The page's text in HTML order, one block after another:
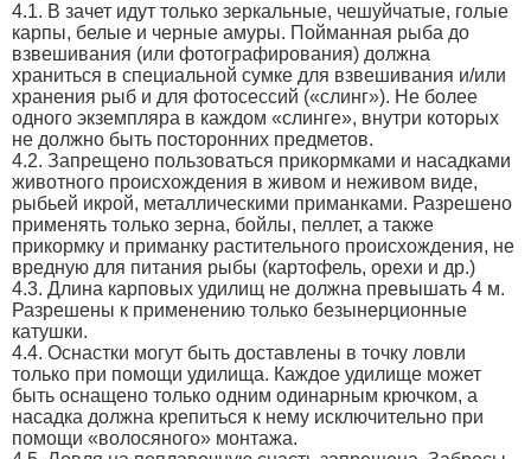
4.1. В зачет идут только зеркальные, чешуйчатые, голые
карпы, белые и черные амуры. Пойманная рыба до
взвешивания (или фотографирования) должна
храниться в специальной сумке для взвешивания и/или
хранения рыб и для фотосессий («слинг»). Не более
одного экземпляра в каждом «слинге», внутри которых
не должно быть посторонних предметов.
4.2. Запрещено пользоваться прикормками и насадками
животного происхождения в живом и неживом виде,
рыбьей икрой, металлическими приманками. Разрешено
применять только зерна, бойлы, пеллет, а также
прикормку и приманку растительного происхождения, не
вредную для питания рыбы (картофель, орехи и др.)
4.3. Длина карповых удилищ не должна превышать 4 м.
Разрешены к применению только безынерционные
катушки.
4.4. Оснастки могут быть доставлены в точку ловли
только при помощи удилища. Каждое удилище может
быть оснащено только одним одинарным крючком, а
насадка должна крепиться к нему исключительно при
помощи «волосяного» монтажа.